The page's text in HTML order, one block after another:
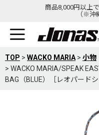
商品8,000円以上
（※沖
TOP > WACKO MARIA > 小物
> WACKO MARIA/SPEAK
BAG（BLUE）［レオパード